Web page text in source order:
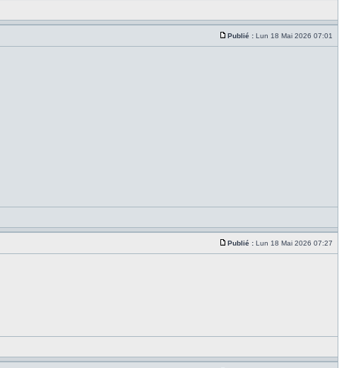
Publié : Lun 18 Mai 2026 07:01
Publié : Lun 18 Mai 2026 07:27